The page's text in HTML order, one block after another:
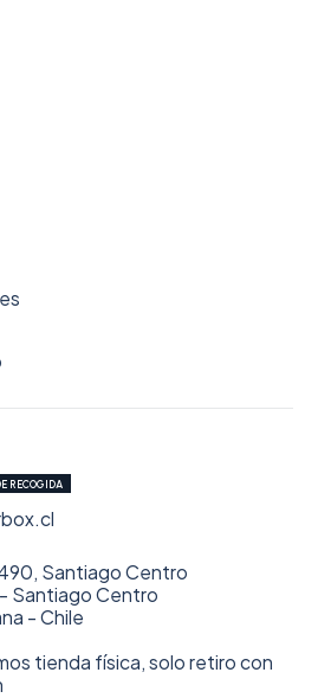
RECOGIDA
Santiago Centro
Santiago Centro
- Chile
tienda física, solo retiro con